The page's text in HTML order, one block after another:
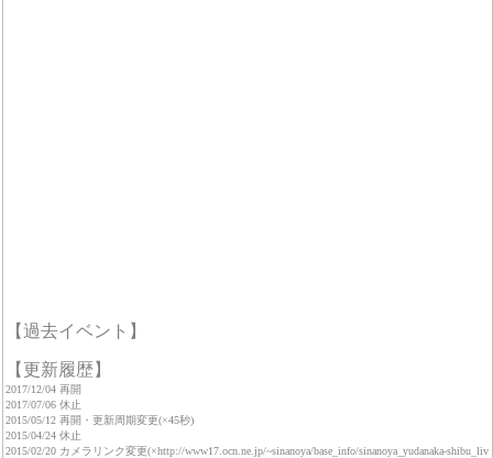
【過去イベント】
【更新履歴】
2017/12/04 再開
2017/07/06 休止
2015/05/12 再開・更新周期変更(×45秒)
2015/04/24 休止
2015/02/20 カメラリンク変更(×http://www17.ocn.ne.jp/~sinanoya/base_info/sinanoya_yudanaka-shibu_liv